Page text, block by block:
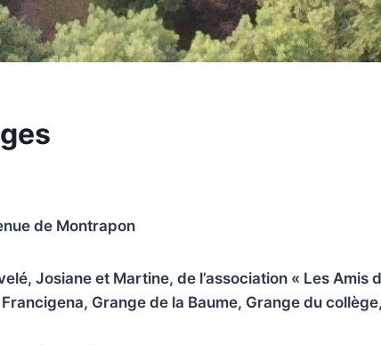
de Montrapon
Josiane et Martine, de l’association « Les
Grange de la Baume, Grange du